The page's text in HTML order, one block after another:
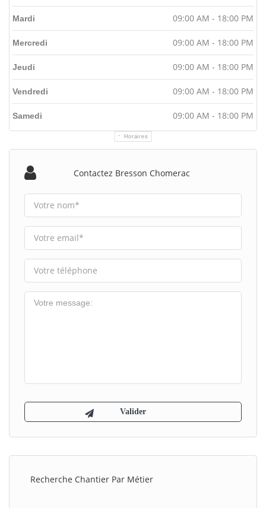
Horaires
Mardi 09:00 AM - 18:00 PM
Mercredi 09:00 AM - 18:00 PM
Jeudi 09:00 AM - 18:00 PM
Vendredi 09:00 AM - 18:00 PM
Samedi 09:00 AM - 18:00 PM
Contactez Bresson Chomerac
Recherche Chantier Par Métier